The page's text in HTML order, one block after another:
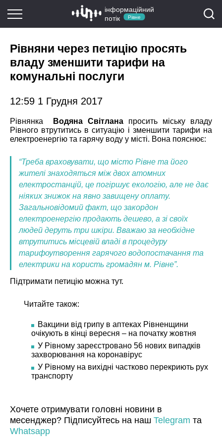
інформаційний
потік
Рівне
Рівняни через петицію просять
владу зменшити тарифи на
комунальні послуги
12:59 1 Грудня 2017
Рівнянка Водяна Світлана просить міську владу
Рівного втрутитись в ситуацію і зменшити тарифи на
електроенергію та гарячу воду у місті. Вона пояснює:
“Треба враховувати, що місто Рівне та його
жителі знаходяться між двох атомних
електростанцій, це погіршує екологію, але не дає
ніяких знижок на явно завищену оплату.
Загальновідомий факт, що закордон
електроенергію продають дешево, а зі своїх
людей деруть три шкіри. Вважаю за необхідне
втрутитись місцевій владі в процедуру
тарифоутворення гарячого водопостачання та
електрики на користь громадян м. Рівне”.
Підтримати петицію можна тут.
Читайте також:
Вакцини від грипу в аптеках Рівненщини
очікують в кінці вересня – на початку жовтня
У Рівному зареєстровано 56 нових випадків
захворювання на коронавірус
У Рівному на вихідні частково перекриють рух
транспорту
Хочете отримувати головні новини в
месенджер? Підписуйтесь на наш Telegram та
Whatsapp